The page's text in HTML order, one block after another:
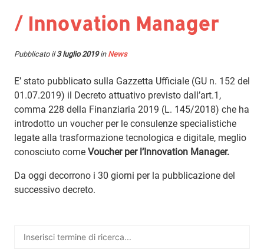
/ Innovation Manager
Pubblicato il3 luglio 2019in News
E’ stato pubblicato sulla Gazzetta Ufficiale (GU n. 152 del
01.07.2019) il Decreto attuativo previsto dall’art.1,
comma 228 della Finanziaria 2019 (L. 145/2018) che ha
introdotto un voucher per le consulenze specialistiche
legate alla trasformazione tecnologica e digitale, meglio
conosciuto come Voucher per l’Innovation Manager.
Da oggi decorrono i 30 giorni per la pubblicazione del
successivo decreto.
Ricerca